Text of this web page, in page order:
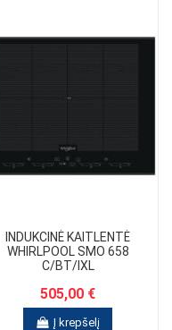
INDUKCINĖ KAITLENTĖ
WHIRLPOOL SMO 658
C/BT/IXL
505,00 €
Į krepšelį